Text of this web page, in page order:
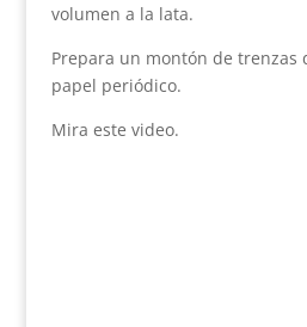
volumen a la lata.
Prepara un montón de trenzas
papel periódico.
Mira este video.